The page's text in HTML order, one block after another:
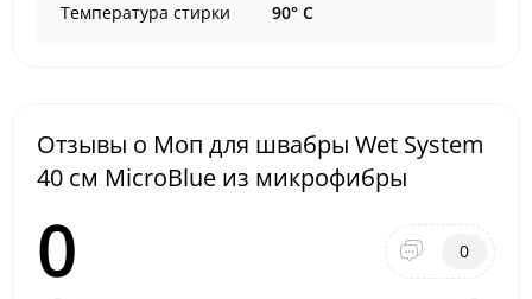
Температура стирки 90° С
Отзывы о Моп для швабры Wet System
40 см MicroBlue из микрофибры
0 0